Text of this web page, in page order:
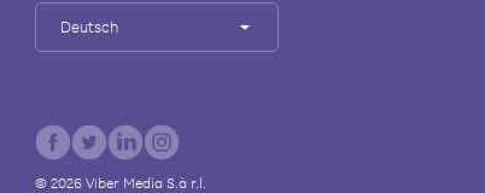
Deutsch
© 2026 Viber Media S.à r.l.